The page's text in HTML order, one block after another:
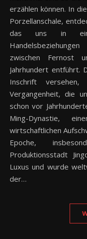
erzählen können. In
Porzellanschale,
das uns in
zwischen Fernost
Jahrhundert entführt.
Inschrift
Vergangenheit, die
schon vor
Ming-Dynastie,
wirtschaftlichen
Epoche,
Produktionsstadt
Luxus und wurde
der…